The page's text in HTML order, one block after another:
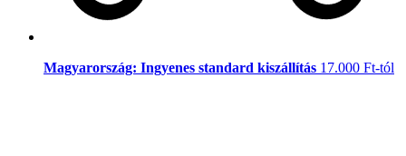
Magyarország: Ingyenes standard kiszállítás 17.000 Ft-tól